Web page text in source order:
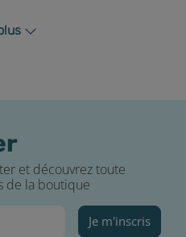
des saveurs de votre e-
l’abri de la lumière et
e-liquide à une
à l’air libre.
et découvrez toute
de la boutique
Je m'inscris